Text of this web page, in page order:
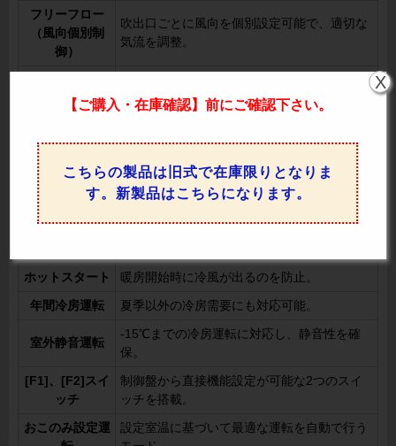
フリーフロー
（風向個別制
御）
吹出口ごとに風向を個別設定可能で、適切な
気流を調整。
機構
で水平になり、冷風が直接当たらない設計。
ルーバ
人感センサ制御
人感センサーで人の有無を確認し、無駄な運
転を防いで節電を実現。
風量自動 部屋の状況に応じて風量を自動調整。
ホットスタート 暖房開始時に冷風が出るのを防止。
年間冷房運転 夏季以外の冷房需要にも対応可能。
室外静音運転
-15℃までの冷房運転に対応し、静音性を確
保。
[F1]、[F2]スイ
ッチ
制御盤から直接機能設定が可能な2つのスイ
ッチを搭載。
おこのみ設定運
設定室温に基づいて最適な運転を自動で行う
【ご購入・在庫確認】前にご確認下さい。
こちらの製品は旧式で在庫限りとなりま
す。新製品はこちらになります。
X